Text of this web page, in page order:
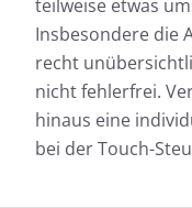
teilweise etwas
Insbesondere die
recht
nicht fehlerfrei.
hinaus eine
bei der Touch-